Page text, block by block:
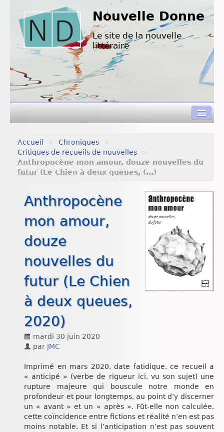
Nouvelle Donne
Le site de la nouvelle
littéraire
Concours de nouvelles
Appels à textes
L’équipe de ND
Accueil > Chroniques
>
Critiques de recueils de nouvelles
>
Anthropocène mon amour, douze nouvelles du
futur (Le Chien à deux queues, (...)
Anthropocène
mon amour,
douze
nouvelles du
futur (Le Chien
à deux queues,
2020)
mardi 30 juin 2020
par JMC
Imprimé en mars 2020, date fatidique, ce recueil a
« anticipé » (verbe de rigueur ici, vu son sujet) une
rupture majeure qui bouscule notre monde en
profondeur et pour longtemps, au point d’y discerner
un « avant » et un « après ». Fût-elle non calculée,
cette coïncidence entre fictions et réalité n’en est pas
moins notable. Et si l’anticipation n’est pas souvent